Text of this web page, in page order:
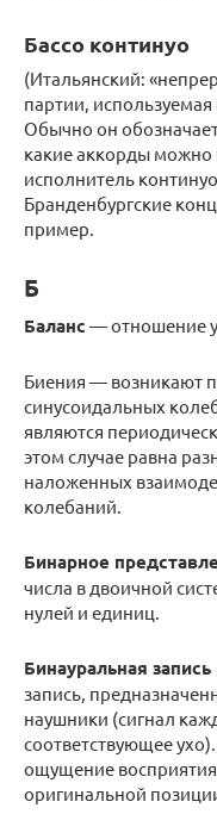
Бассо континуо
(Итальянский:
партии,
Обычно он
какие аккорды можно
исполнитель
Бранденбургские
пример.
Б
Баланс — отношение
Биения — возникают
синусоидальных
являются
этом случае равна
наложенных
колебаний.
Бинарное
числа в двоичной
нулей и единиц.
Бинауральная запись
запись,
наушники (сигнал
соответствующее
ощущение восприятия
оригинальной